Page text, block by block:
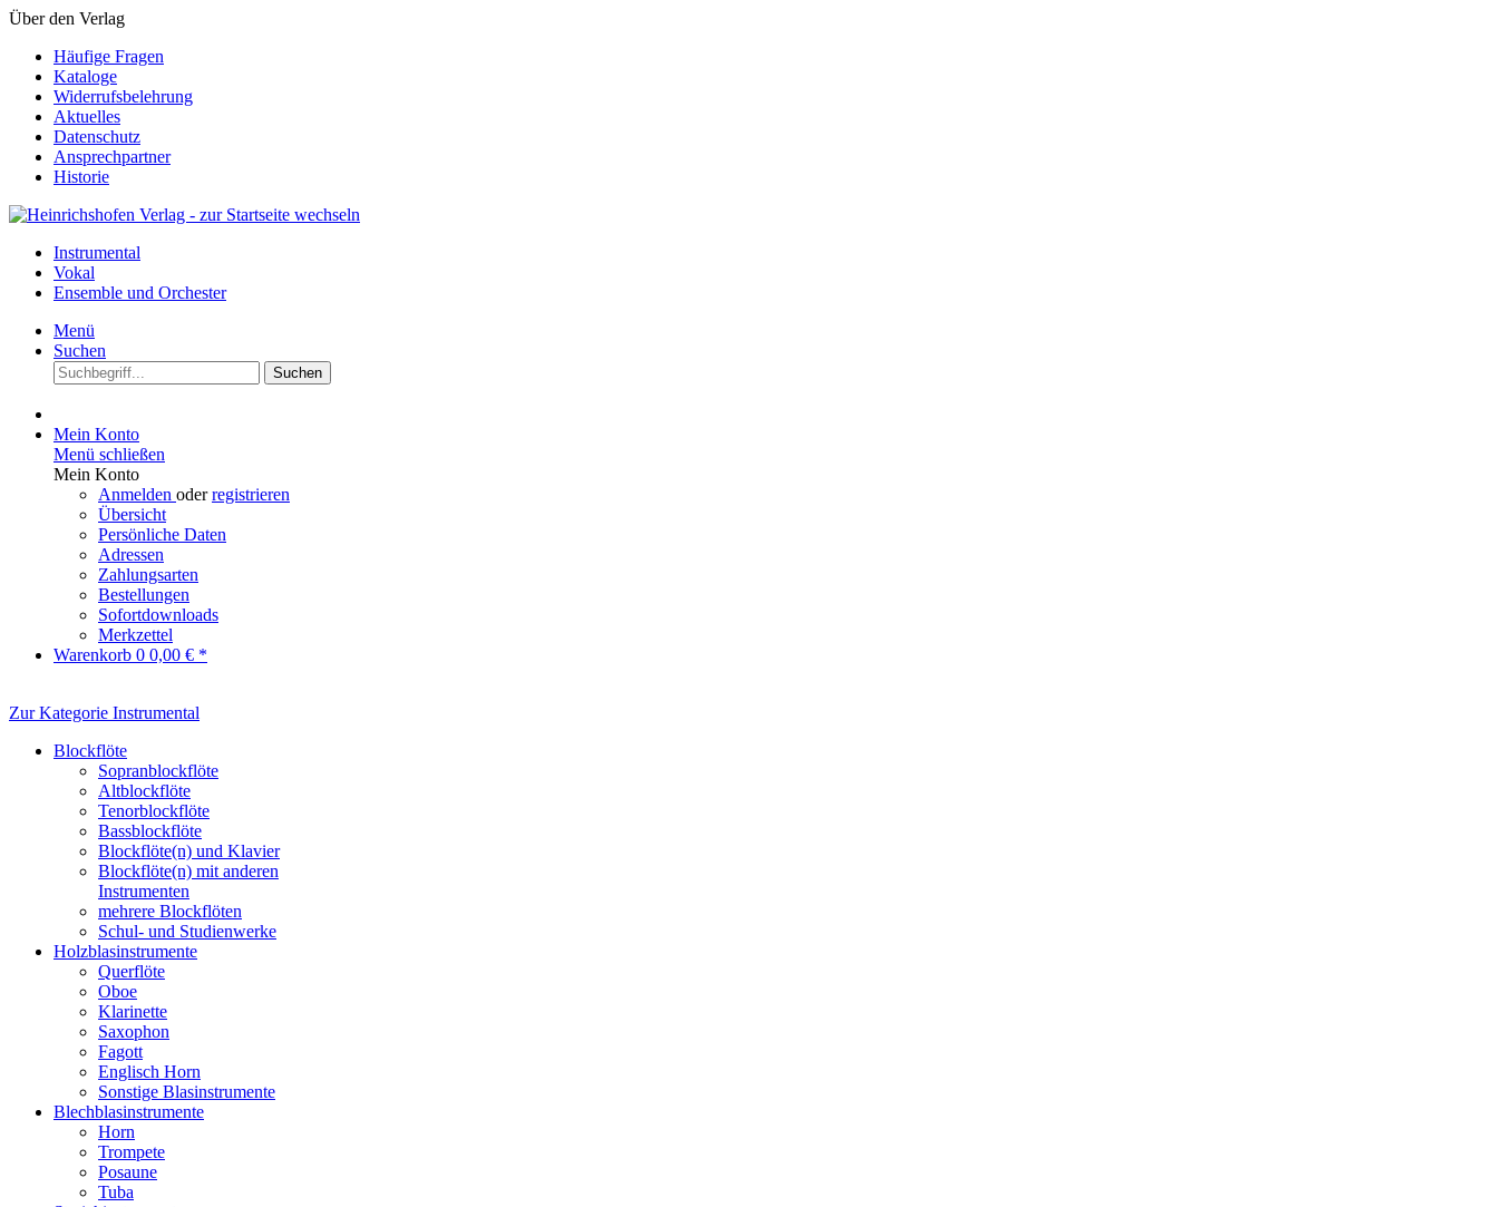
Über den Verlag
Häufige Fragen
Kataloge
Widerrufsbelehrung
Aktuelles
Datenschutz
Ansprechpartner
Historie
Instrumental
Vokal
Ensemble und Orchester
Menü
Suchen
Suchen
Mein Konto
Menü schließen
Mein Konto
Anmelden oderregistrieren
Übersicht
Persönliche Daten
Adressen
Zahlungsarten
Bestellungen
Sofortdownloads
Merkzettel
Warenkorb 0 0,00 € *
Zur Kategorie Instrumental
Blockflöte
Sopranblockflöte
Altblockflöte
Tenorblockflöte
Bassblockflöte
Blockflöte(n) und Klavier
Blockflöte(n) mit anderen
Instrumenten
mehrere Blockflöten
Schul- und Studienwerke
Holzblasinstrumente
Querflöte
Oboe
Klarinette
Saxophon
Fagott
Englisch Horn
Sonstige Blasinstrumente
Blechblasinstrumente
Horn
Trompete
Posaune
Tuba